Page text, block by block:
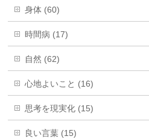
身体 (60)
時間病 (17)
自然 (62)
心地よいこと (16)
思考を現実化 (15)
良い言葉 (15)